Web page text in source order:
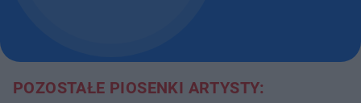
POZOSTAŁE PIOSENKI ARTYSTY: